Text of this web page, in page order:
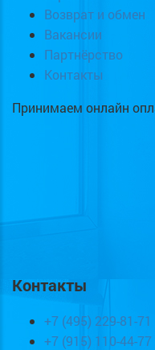
Возврат и обмен
Вакансии
Партнёрство
Контакты
Принимаем онлайн
Контакты
+7 (495) 229-81-71
+7 (915) 110-44-77